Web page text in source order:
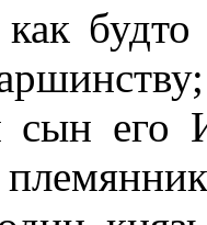
сын его